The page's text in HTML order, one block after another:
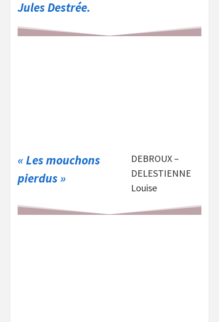
Jules Destrée.
« Les mouchons
pierdus »
DEBROUX –
DELESTIENNE
Louise